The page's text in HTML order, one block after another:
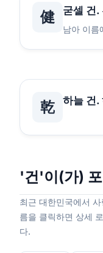
健 굳셀 건.
남아 이름
乾 하늘 건.
'건'이(가)
최근 대한민국에서
름을 클릭하면 상세
다.